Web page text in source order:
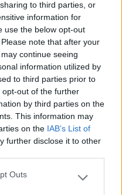
to third parties, or
information for
use the below opt-out
note that after your
continue seeing
information utilized by
to third parties prior to
out of the further
by third parties on the
This information may
on the IAB’s List of
further disclose it to other
one or more Google
Outs
grazie per la
di genova.